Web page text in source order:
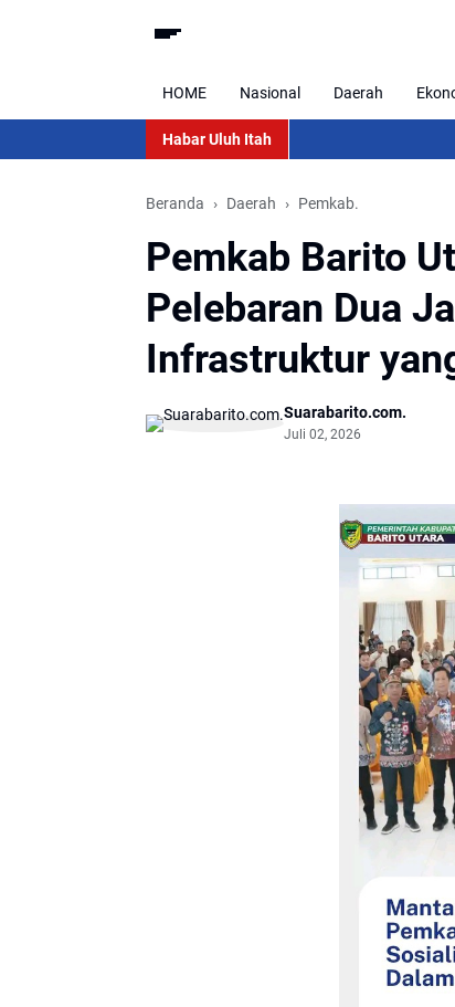
HOME Nasional Daerah
Habar Uluh Itah
Beranda Daerah Pemkab.
Pemkab Barito
Pelebaran Dua
Infrastruktur
Suarabarito.com.
Juli 02, 2026